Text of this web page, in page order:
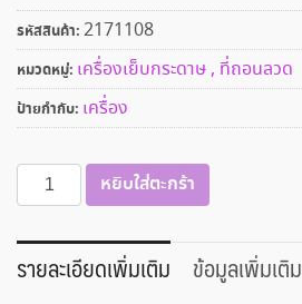
รหัสสินค้า: 2171108
หมวดหมู่: เครื่องเย็บกระดาษ , ที่ถอนลวด
ป้ายกำกับ: เครื่อง
จำนวน
เครื่อง
กระดาษ
ตรา
หยิบใส่ตะกร้า
รายละเอียดเพิ่มเติม ข้อมูลเพิ่มเติม